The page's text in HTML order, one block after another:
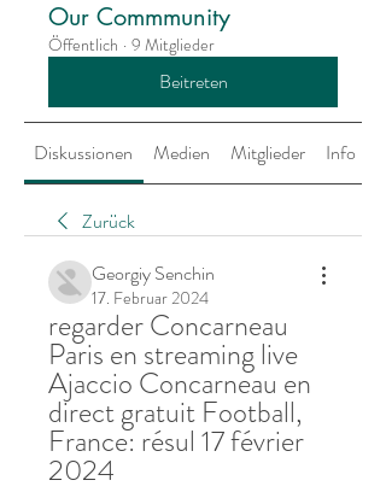
Our Commmunity
Öffentlich · 9 Mitglieder
Beitreten
Diskussionen Medien Mitglieder Info
Zurück
Georgiy Senchin
17. Februar 2024
regarder Concarneau
Paris en streaming live
Ajaccio Concarneau en
direct gratuit Football,
France: résul 17 février
2024